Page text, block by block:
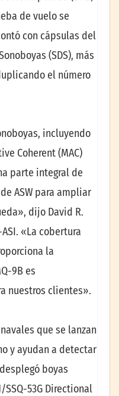
de vuelo se
con cápsulas del
(SDS), más
el número
incluyendo
Coherent (MAC)
parte integral de
ASW para ampliar
dijo David R.
«La cobertura
la
9B es
nuestros clientes».
que se lanzan
y ayudan a detectar
boyas
SSQ-53G Directional